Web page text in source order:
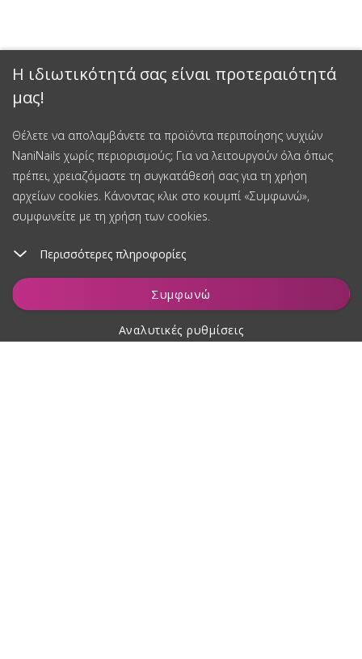
Η ιδιωτικότητά σας είναι προτεραιότητά
μας!
Θέλετε να απολαμβάνετε τα προϊόντα περιποίησης νυχιών
NaniNails χωρίς περιορισμούς; Για να λειτουργούν όλα όπως
πρέπει, χρειαζόμαστε τη συγκατάθεσή σας για τη χρήση
αρχείων cookies. Κάνοντας κλικ στο κουμπί «Συμφωνώ»,
συμφωνείτε με τη χρήση των cookies.
Περισσότερες πληροφορίες
Συμφωνώ
Αναλυτικές ρυθμίσεις